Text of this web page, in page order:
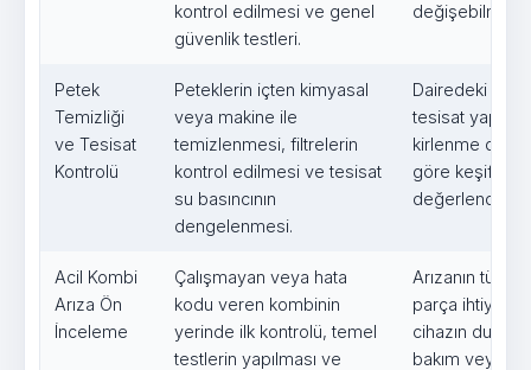
kontrol edilmesi ve genel
güvenlik testleri.
Petek
Temizliği
ve Tesisat
Kontrolü
Peteklerin içten kimyasal
veya makine ile
temizlenmesi, filtrelerin
kontrol edilmesi ve tesisat
su basıncının
dengelenmesi.
Dairedeki
tesisat yapısı
kirlenme
göre keşif
Acil Kombi
Arıza Ön
İnceleme
Çalışmayan veya hata
kodu veren kombinin
yerinde ilk kontrolü, temel
testlerin yapılması ve
Arızanın
parça
cihazın
bakım veya